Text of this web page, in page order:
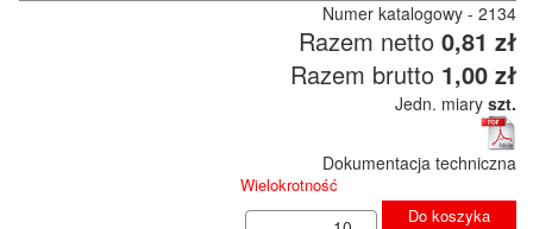
Numer katalogowy - 2134
Razem netto 0,81 zł
Razem brutto 1,00 zł
Jedn. miary szt.
Dokumentacja techniczna
Wielokrotność
Do koszyka